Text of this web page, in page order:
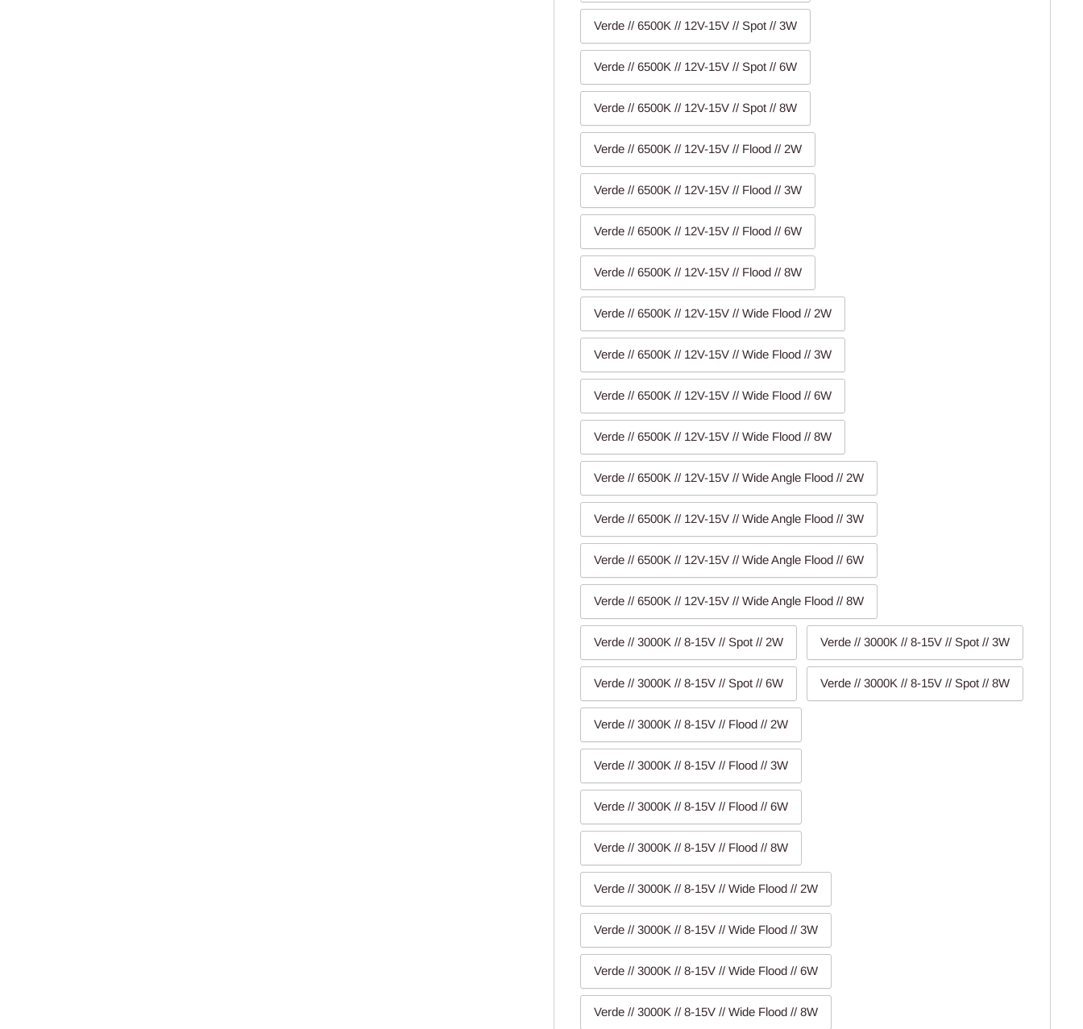
Verde // 6500K // 12V-15V // Spot // 3W
Verde // 6500K // 12V-15V // Spot // 6W
Verde // 6500K // 12V-15V // Spot // 8W
Verde // 6500K // 12V-15V // Flood // 2W
Verde // 6500K // 12V-15V // Flood // 3W
Verde // 6500K // 12V-15V // Flood // 6W
Verde // 6500K // 12V-15V // Flood // 8W
Verde // 6500K // 12V-15V // Wide Flood // 2W
Verde // 6500K // 12V-15V // Wide Flood // 3W
Verde // 6500K // 12V-15V // Wide Flood // 6W
Verde // 6500K // 12V-15V // Wide Flood // 8W
Verde // 6500K // 12V-15V // Wide Angle Flood // 2W
Verde // 6500K // 12V-15V // Wide Angle Flood // 3W
Verde // 6500K // 12V-15V // Wide Angle Flood // 6W
Verde // 6500K // 12V-15V // Wide Angle Flood // 8W
Verde // 3000K // 8-15V // Spot // 2W Verde // 3000K // 8-15V // Spot // 3W
Verde // 3000K // 8-15V // Spot // 6W Verde // 3000K // 8-15V // Spot // 8W
Verde // 3000K // 8-15V // Flood // 2W
Verde // 3000K // 8-15V // Flood // 3W
Verde // 3000K // 8-15V // Flood // 6W
Verde // 3000K // 8-15V // Flood // 8W
Verde // 3000K // 8-15V // Wide Flood // 2W
Verde // 3000K // 8-15V // Wide Flood // 3W
Verde // 3000K // 8-15V // Wide Flood // 6W
Verde // 3000K // 8-15V // Wide Flood // 8W